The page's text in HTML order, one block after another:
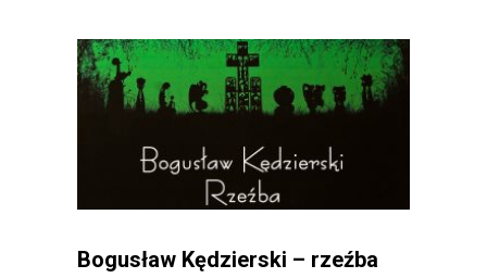
Bogusław Kędzierski – rzeźba